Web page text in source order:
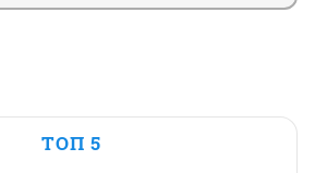
ТОП 5